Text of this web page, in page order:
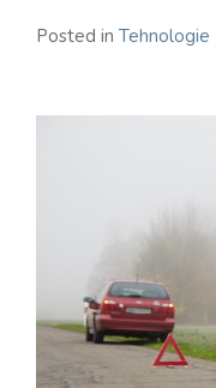
Posted in Tehnologie